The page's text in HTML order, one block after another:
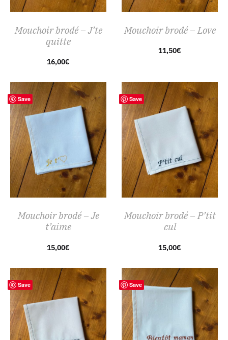
Mouchoir brodé – J’te
quitte
16,00€
Mouchoir brodé – Love
11,50€
Save
Mouchoir brodé – Je
t’aime
15,00€
Save
Mouchoir brodé – P’tit
cul
15,00€
Save Save